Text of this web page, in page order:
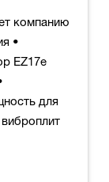
компанию
•
EZ17e
для